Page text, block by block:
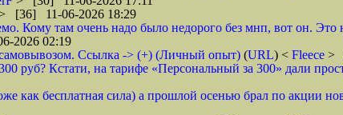
[36] 11-06-2026 18:29
Кому там очень надо было недорого без мнп, вот он.
2026 02:19
Ссылка -> (+) (Личный опыт) (URL) < Fleece >
руб? Кстати, на тарифе «Персональный за 300» дали
как бесплатная сила) а прошлой осенью брал по акции